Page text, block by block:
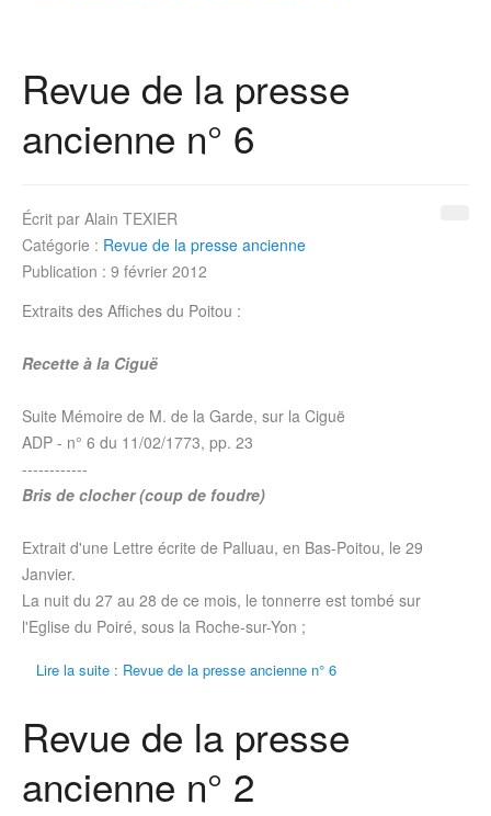
Revue de la presse
ancienne n° 6
Écrit par Alain TEXIER
Catégorie : Revue de la presse ancienne
Publication : 9 février 2012
Extraits des Affiches du Poitou :
Recette à la Ciguë
Suite Mémoire de M. de la Garde, sur la Ciguë
ADP - n° 6 du 11/02/1773, pp. 23
------------
Bris de clocher (coup de foudre)
Extrait d'une Lettre écrite de Palluau, en Bas-Poitou, le 29
Janvier.
La nuit du 27 au 28 de ce mois, le tonnerre est tombé sur
l'Eglise du Poiré, sous la Roche-sur-Yon ;
Lire la suite : Revue de la presse ancienne n° 6
Revue de la presse
ancienne n° 2